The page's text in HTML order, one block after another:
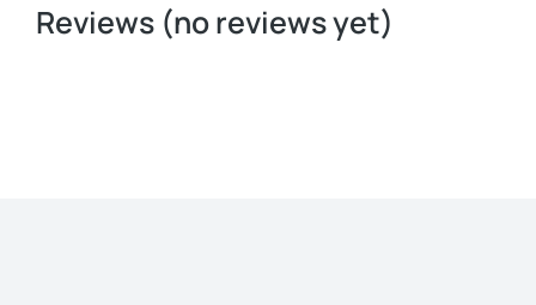
Reviews (no reviews yet)